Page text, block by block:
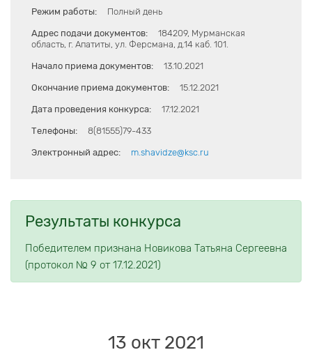
Режим работы: Полный день
Адрес подачи документов:
184209, Мурманская
область, г. Апатиты, ул. Ферсмана, д.14 каб. 101.
Начало приема документов: 13.10.2021
Окончание приема документов: 15.12.2021
Дата проведения конкурса: 17.12.2021
Телефоны: 8(81555)79-433
Электронный адрес: m.shavidze@ksc.ru
Результаты конкурса
Победителем признана Новикова Татьяна Сергеевна
(протокол № 9 от 17.12.2021)
13 окт 2021